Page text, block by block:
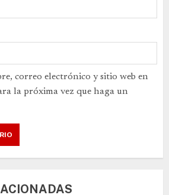
correo electrónico y sitio web en
la próxima vez que haga un